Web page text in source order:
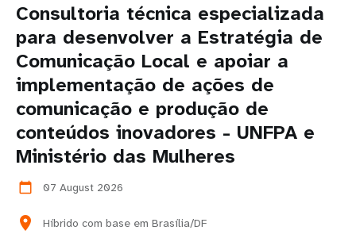
Consultoria técnica especializada
para desenvolver a Estratégia de
Comunicação Local e apoiar a
implementação de ações de
comunicação e produção de
conteúdos inovadores - UNFPA e
Ministério das Mulheres
calendar_today 07 August 2026
location_on Híbrido com base em Brasília/DF